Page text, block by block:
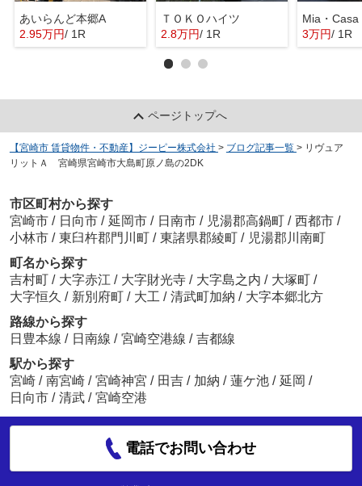
あいらんど本郷A
2.95万円/ 1R
ＴＯＫＯハイツ
2.8万円/ 1R
Mia・Casa
3万円/ 1R
ページトップへ
【宮崎市 賃貸物件・不動産】ジーピー株式会社 > ブログ記事一覧 > リヴュア
リットＡ 宮崎県宮崎市大島町原ノ島の2DK
市区町村から探す
宮崎市 / 日向市 / 延岡市 / 日南市 / 児湯郡高鍋町 / 西都市 /
小林市 / 東臼杵郡門川町 / 東諸県郡綾町 / 児湯郡川南町
町名から探す
吉村町 / 大字赤江 / 大字財光寺 / 大字島之内 / 大塚町 /
大字恒久 / 新別府町 / 大工 / 清武町加納 / 大字本郷北方
路線から探す
日豊本線 / 日南線 / 宮崎空港線 / 吉都線
駅から探す
宮崎 / 南宮崎 / 宮崎神宮 / 田吉 / 加納 / 蓮ケ池 / 延岡 /
日向市 / 清武 / 宮崎空港
電話でお問い合わせ